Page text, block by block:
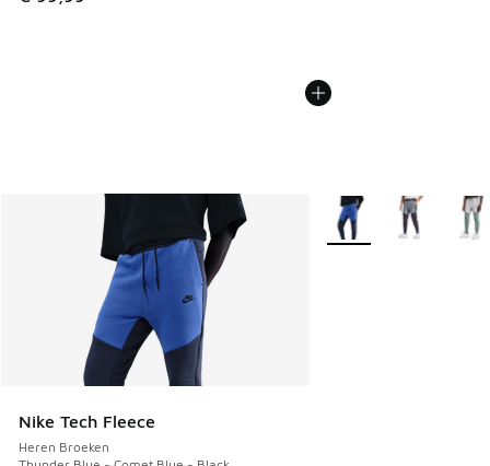
Nike Tech Fleece
Heren Broeken
Meer kleuren